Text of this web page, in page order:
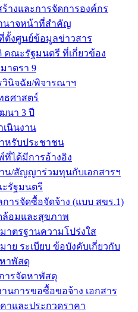
ร้างและการจัดการองค์กร
นาจหน้าที่สำคัญ
ตั้งศูนย์ข้อมูลข่าวสาร
คณะรัฐมนตรี ที่เกี่ยวข้อง
าตรา 9
วินิจฉัย/พิจารณาฯ
ธศาสตร์
นา 3 ปี
เนินงาน
หรับประชาชน
ที่ได้มีการอ้างอิง
น/สัญญาร่วมทุนกับเอกสารฯ
รัฐมนตรี
การจัดซื้อจัดจ้าง (แบบ สขร.1)
ล้อมและสุขภาพ
าตรฐานความโปร่งใส
าย ระเบียบ ข้อบังคับเกี่ยวกับ
าพัสดุ
ารจัดหาพัสดุ
านการขอซื้อขอจ้าง เอกสาร
าและประกวดราคา